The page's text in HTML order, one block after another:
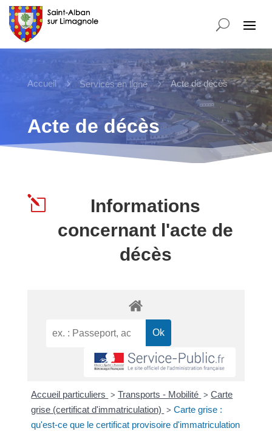
Accueil 5 Services en ligne 5 Acte de décès
Acte de décès
l
Informations
concernant l'acte de
décès
Accueil particuliers > Transports - Mobilité > Carte
grise (certificat d'immatriculation) > Carte grise :
qu'est-ce que le certificat provisoire d'immatriculation